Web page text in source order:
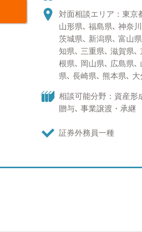
産運用のご相談はもちろん
をご提案できます。 お客
せていただきます。セカ
軽にご相談ください。 ●
（大型株）、米国株式、
コンサルティング、生命
ワインを飲むこと、時計
対面相談エリア：東京
山形県､ 福島県､ 神奈
茨城県､ 新潟県､ 富山
知県､ 三重県､ 滋賀県､
根県､ 岡山県､ 広島県､
県､ 長崎県､ 熊本県､
相談可能分野：資産形
贈与､ 事業譲渡・承継
証券外務員一種